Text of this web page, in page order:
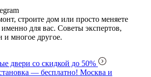
строите дом или просто меняете
для вас. Советы экспертов,
и многое другое.
двери со скидкой до 50%
— бесплатно! Москва и